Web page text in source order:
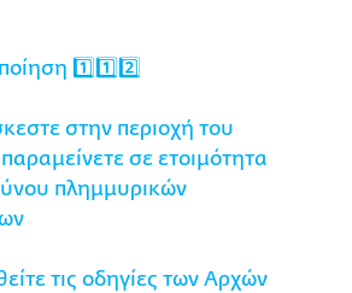
1️⃣1️⃣2️⃣
στην περιοχή του
παραμείνετε σε ετοιμότητα
πλημμυρικών
τις οδηγίες των Αρχών